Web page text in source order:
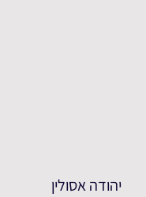
יהודה אסולין